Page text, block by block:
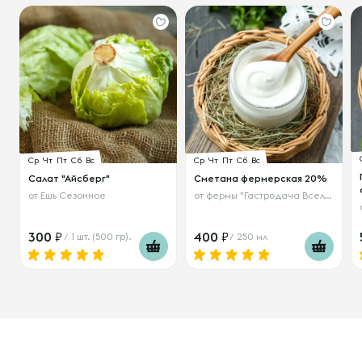
Ср Чт Пт Сб Вс
Салат "Айсберг"
от Ешь Сезонное
300 / 1 шт. (500 гр).
Ср Чт Пт Сб Вс
Сметана фермерская 20%
от фермы "Гастродача Вселуг"
400 / 250 мл